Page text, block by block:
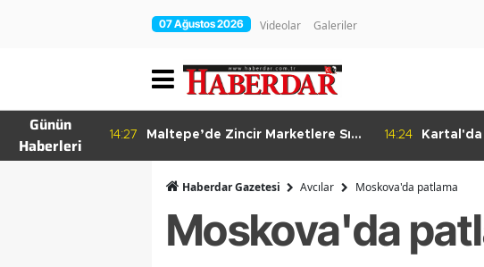
07 Ağustos 2026 Videolar Galeriler
Günün
Haberleri
14:27
Maltepe’de Zincir Marketlere Sıkı
14:24
Kartal'da
Haberdar Gazetesi Avcılar Moskova'da patlama
Moskova'da